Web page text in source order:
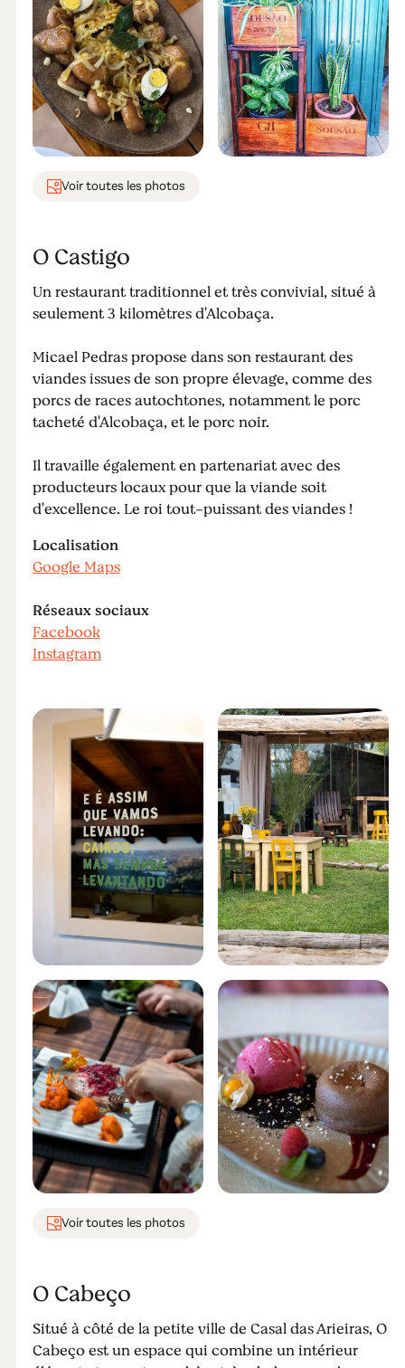
Voir toutes les photos
O Castigo
Un restaurant traditionnel et très convivial, situé à
seulement 3 kilomètres d'Alcobaça.
Micael Pedras propose dans son restaurant des
viandes issues de son propre élevage, comme des
porcs de races autochtones, notamment le porc
tacheté d'Alcobaça, et le porc noir.
Il travaille également en partenariat avec des
producteurs locaux pour que la viande soit
d'excellence. Le roi tout-puissant des viandes !
Localisation
Google Maps
Réseaux sociaux
Facebook
Instagram
Voir toutes les photos
O Cabeço
Situé à côté de la petite ville de Casal das Arieiras, O
Cabeço est un espace qui combine un intérieur